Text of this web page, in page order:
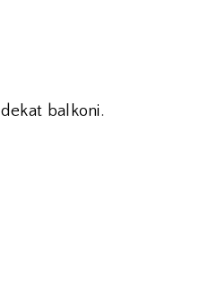
dekat balkoni.